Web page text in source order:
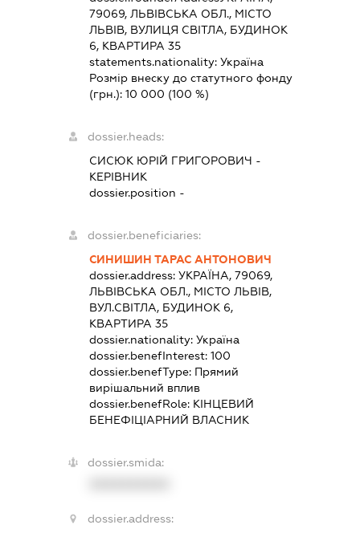
79069, ЛЬВІВСЬКА ОБЛ., МІСТО
ЛЬВІВ, ВУЛИЦЯ СВІТЛА, БУДИНОК
6, КВАРТИРА 35
statements.nationality: Україна
Розмір внеску до статутного фонду
(грн.): 10 000 (100 %)
dossier.heads:
СИСЮК ЮРІЙ ГРИГОРОВИЧ -
КЕРІВНИК
dossier.position -
dossier.beneficiaries:
СИНИШИН ТАРАС АНТОНОВИЧ
dossier.address: УКРАЇНА, 79069,
ЛЬВІВСЬКА ОБЛ., МІСТО ЛЬВІВ,
ВУЛ.СВІТЛА, БУДИНОК 6,
КВАРТИРА 35
dossier.nationality: Україна
dossier.benefInterest: 100
dossier.benefType: Прямий
вирішальний вплив
dossier.benefRole: КІНЦЕВИЙ
БЕНЕФІЦІАРНИЙ ВЛАСНИК
dossier.smida:
dossier.address: